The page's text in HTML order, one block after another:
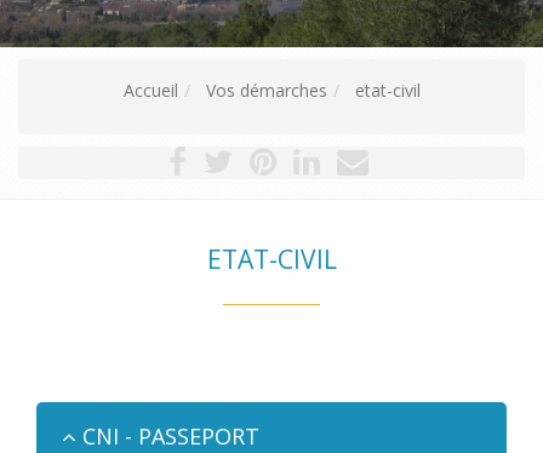
Accueil Vos démarches etat-civil
ETAT-CIVIL
CNI - PASSEPORT